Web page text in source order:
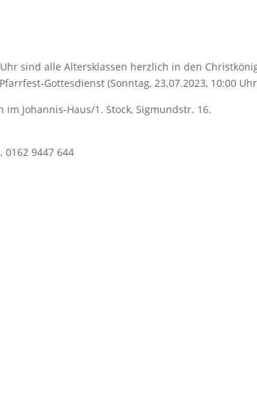
sind alle Altersklassen herzlich in den
Gottesdienst (Sonntag, 23.07.2023, 10:00
Johannis-Haus/1. Stock, Sigmundstr. 16.
0162 9447 644